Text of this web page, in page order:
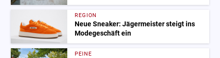
REGION
Neue Sneaker: Jägermeister steigt ins
Modegeschäft ein
PEINE